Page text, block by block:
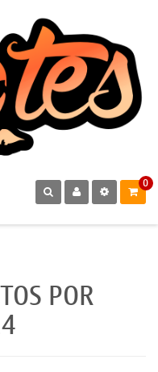
0
POR